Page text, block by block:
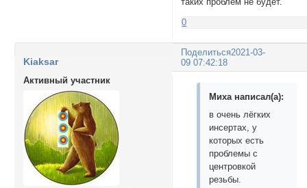
0
Поделиться2021-03-
09 07:42:18
Kiaksar
Активный участник
Миха написал(а):
в очень лёгких
инсертах, у
которых есть
проблемы с
центровкой
резьбы.